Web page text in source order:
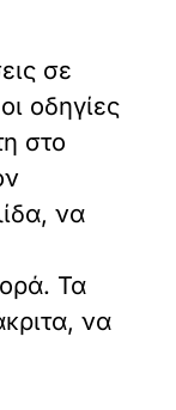
σε
οδηγίες
στο
να
Τα
να